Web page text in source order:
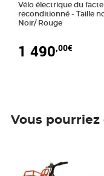
Vélo électrique du
reconditionné - Taille normale -
Noir/ Rouge
1 490,00€
Vous